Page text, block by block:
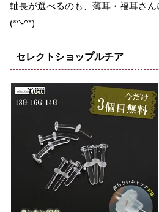
軸長が選べるのも、薄耳・福耳さ
(*^-^*)
セレクトショップルチア